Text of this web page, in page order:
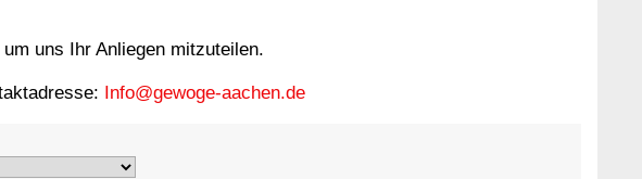
uns Ihr Anliegen mitzuteilen.
Info@gewoge-aachen.de